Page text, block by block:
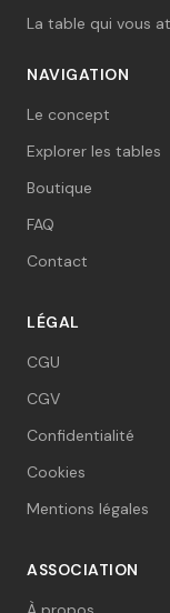
La table qui vous
NAVIGATION
Le concept
Explorer les tables
Boutique
FAQ
Contact
LÉGAL
CGU
CGV
Confidentialité
Cookies
Mentions légales
ASSOCIATION